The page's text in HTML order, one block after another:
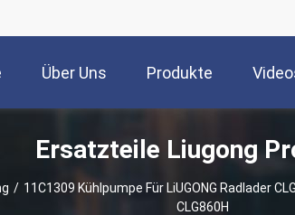
Über Uns Produkte
Ersatzteile Liugong
/ 11C1309 Kühlpumpe Für LiUGONG Radlader
CLG860H